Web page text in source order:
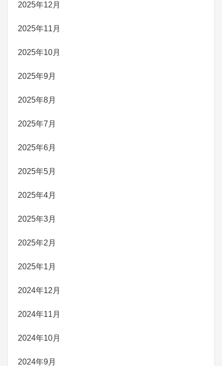
2025年12月
2025年11月
2025年10月
2025年9月
2025年8月
2025年7月
2025年6月
2025年5月
2025年4月
2025年3月
2025年2月
2025年1月
2024年12月
2024年11月
2024年10月
2024年9月